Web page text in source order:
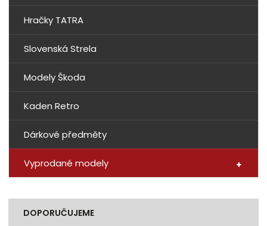
Hračky TATRA
Slovenská Strela
Modely Škoda
Kaden Retro
Dárkové předměty
Vyprodané modely
DOPORUČUJEME